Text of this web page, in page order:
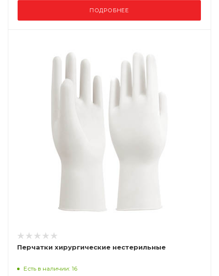
ПОДРОБНЕЕ
Перчатки хирургические нестерильные
Есть в наличии: 16